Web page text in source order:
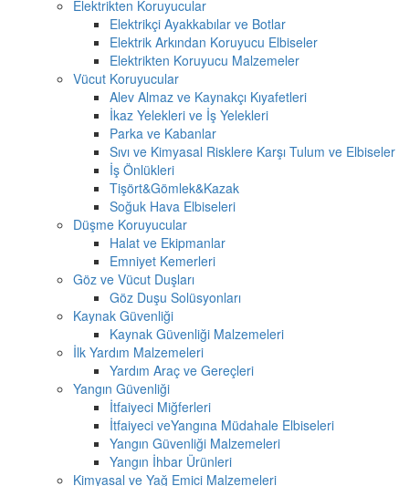
Elektrikten Koruyucular
Elektrikçi Ayakkabılar ve Botlar
Elektrik Arkından Koruyucu Elbiseler
Elektrikten Koruyucu Malzemeler
Vücut Koruyucular
Alev Almaz ve Kaynakçı Kıyafetleri
İkaz Yelekleri ve İş Yelekleri
Parka ve Kabanlar
Sıvı ve Kimyasal Risklere Karşı Tulum ve Elbiseler
İş Önlükleri
Tişört&Gömlek&Kazak
Soğuk Hava Elbiseleri
Düşme Koruyucular
Halat ve Ekipmanlar
Emniyet Kemerleri
Göz ve Vücut Duşları
Göz Duşu Solüsyonları
Kaynak Güvenliği
Kaynak Güvenliği Malzemeleri
İlk Yardım Malzemeleri
Yardım Araç ve Gereçleri
Yangın Güvenliği
İtfaiyeci Miğferleri
İtfaiyeci veYangına Müdahale Elbiseleri
Yangın Güvenliği Malzemeleri
Yangın İhbar Ürünleri
Kimyasal ve Yağ Emici Malzemeleri